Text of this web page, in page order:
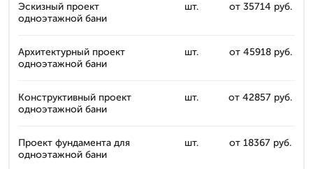
Эскизный проект
одноэтажной бани
шт. от 35714 руб.
Архитектурный проект
одноэтажной бани
шт. от 45918 руб.
Конструктивный проект
одноэтажной бани
шт. от 42857 руб.
Проект фундамента для
одноэтажной бани
шт. от 18367 руб.